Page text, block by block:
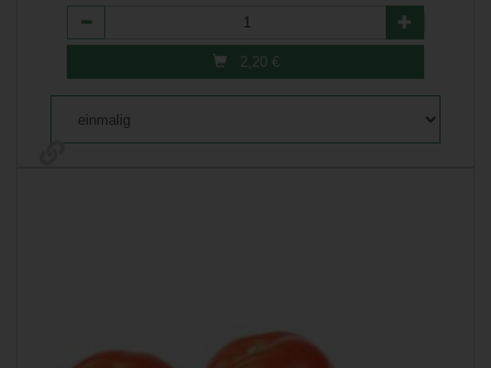
Anzahl
2,20 €